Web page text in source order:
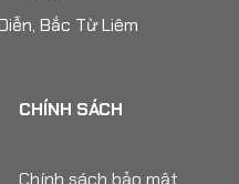
Bắc Từ Liêm
CHÍNH SÁCH
Chính sách bảo mật